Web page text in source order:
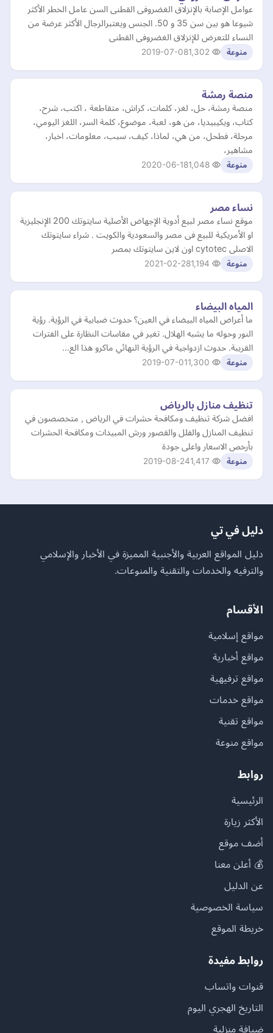
عوامل الإصابة بالإنزلاق الغضروفى القطنى السن عامل الخطر الأكثر
شيوعا هو بين سن 35 و 50. الجنس ويعتبرالرجال الأكثر عرضة من
النساء للتعرض للإنزلاق الغضروفى القطنى
منوعة 2019-07-08
منصة رمشة
منصة رمشة، حل، لغز، كلمات، كراش، متقاطعة ، اكتب، شرح،
كتاب، ويكيبيديا، من هو، لعبة، موضوع، كلمة السر، اللغز اليومي،
مرحلة، فطحل، من هي، لماذا، كيف، سبب، معلومات، اخبار،
مشاهير،
منوعة 2020-06-18
نساء مصر
موقع نساء مصر لبيع أدوية الإجهاض الأصلية سايتوتك 200 الإنجليزية
او الأمريكية للبيع فى مصر والسعودية والكويت . شراء سايتوتك
الاصلى cytotec اون لاين سايتوتك بمصر
منوعة 2021-02-28
المياه البيضاء
ما أعراض المياه البيضاء في العين؟ حدوث ضبابية في الرؤية. رؤية
النور وحوله ما يشبه الهلال. تغير في مقاسات النظارة على الفترات
القريبة. حدوث ازدواجية في الرؤية النهائي ماكرو هذا الع…
منوعة 2019-07-01
تنظيف منازل بالرياض
افضل شركة تنظيف ومكافحة حشرات في الرياض , متخصصون في
تنظيف المنازل والفلل والقصور ورش المبيدات ومكافحة الحشرات
بأرخص الاسعار واعلى جودة
منوعة 2019-08-24
دليل في تي
دليل المواقع العربية والأجنبية المميزة في الأخبار والإسلامي
والترفيه والخدمات والتقنية والمنوعات.
الأقسام
مواقع إسلامية
مواقع أخبارية
مواقع ترفيهية
مواقع خدمات
مواقع تقنية
مواقع منوعة
روابط
الرئيسية
الأكثر زيارة
أضف موقع
💰 أعلن معنا
عن الدليل
سياسة الخصوصية
خريطة الموقع
روابط مفيدة
قنوات واتساب
التاريخ الهجري اليوم
ضيافة منزلية